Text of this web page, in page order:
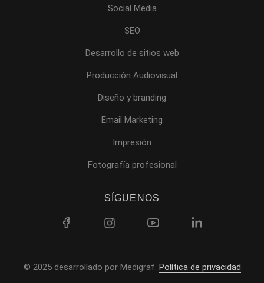
Social Media
SEO
Desarrollo de sitios web
Producción Audiovisual
Diseño y branding
Email Marketing
Impresión
Fotografía profesional
SÍGUENOS
© 2025 desarrollado por Medigraf. Política de privacidad